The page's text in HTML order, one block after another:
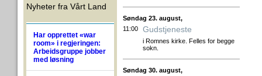
Nyheter fra Vårt Land
Har opprettet «war
room» i regjeringen:
Arbeidsgruppe jobber
med løsning
Søndag 23. august,
11:00
Gudstjeneste
i Romnes kirke. Felles for begge
sokn.
Søndag 30. august,